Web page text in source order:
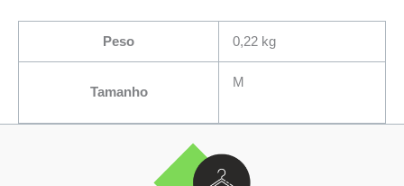
Peso 0,22 kg
Tamanho
M